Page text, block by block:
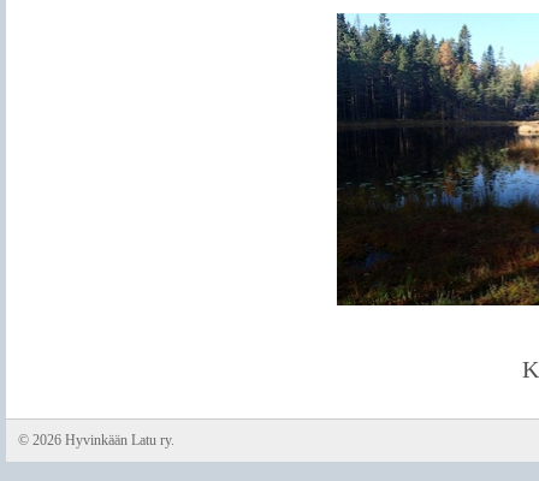
© 2026 Hyvinkään Latu ry.